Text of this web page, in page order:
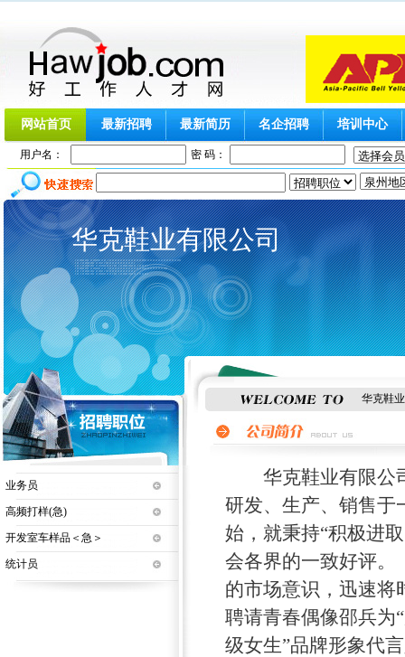
网站首页 最新招聘 最新简历 名企招聘 培训中心
用户名： 密 码：
华克鞋业有限公司
业务员
高频打样(急)
开发室车样品＜急＞
统计员
华克鞋
华克鞋业有限公司
研发、生产、销售于
始，就秉持“积极进
会各界的一致好评
的市场意识，迅速将
聘请青春偶像邵兵为
级女生”品牌形象代